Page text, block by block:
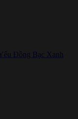
Đồng Bạc Xanh